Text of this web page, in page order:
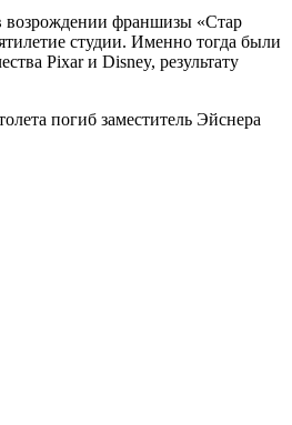
возрождении франшизы «Стар
студии. Именно тогда были
Pixar и Disney, результату
погиб заместитель Эйснера